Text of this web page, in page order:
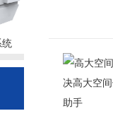
统